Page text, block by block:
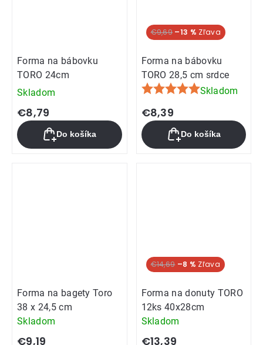
Forma na bábovku
TORO 24cm
Skladom
€8,79
Do košíka
€9,69 –13 %
Forma na bábovku
TORO 28,5 cm srdce
Priemerné
hodnotenie
produktu
je
5,0
Skladom
€8,39
Do košíka
Forma na bagety Toro
38 x 24,5 cm
Skladom
€9,19
€14,69 –8 %
Forma na donuty TORO
12ks 40x28cm
Skladom
€13,39